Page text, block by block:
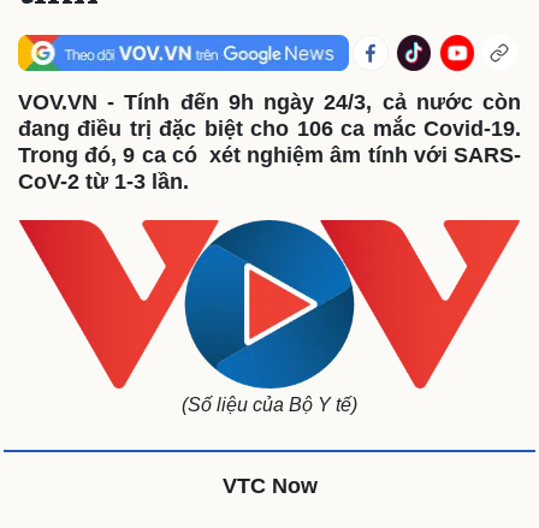
Thế giới
Quan sát
Cuộc sống đó đây
Hồ sơ
Multimedia
Video
Ảnh
E-Magazine
Infographic
Kinh tế
Bất động sản
Khởi nghiệp
Giá vàng
Tiêu dùng
Tỷ giá
Chứng khoán
Giá cà phê
Tư vấn luật
Quân sự - Quốc phòng
Vũ khí
Phân tích
Ô tô - Xe máy
VOV.VN - Tính đến 9h ngày 24/3, cả nước còn
đang điều trị đặc biệt cho 106 ca mắc Covid-19.
Trong đó, 9 ca có xét nghiệm âm tính với SARS-
CoV-2 từ 1-3 lần.
(Số liệu của Bộ Y tế)
VTC Now